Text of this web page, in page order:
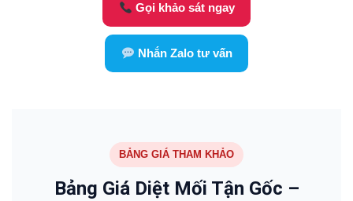
Gọi khảo sát ngay
Nhắn Zalo tư vấn
BẢNG GIÁ THAM KHẢO
Bảng Giá Diệt Mối Tận Gốc –